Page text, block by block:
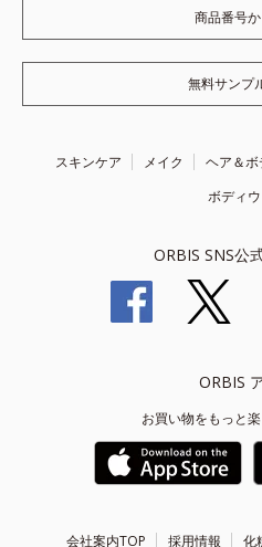
商品番号
無料サンプ
スキンケア メイク ヘア＆ボ
ボディ
ORBIS SNS公
ORBIS
お買い物をもっと
会社案内TOP 採用情報 化